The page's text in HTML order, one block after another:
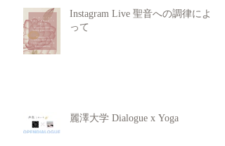
Instagram Live 聖音への調律によ
って
麗澤大学 Dialogue x Yoga